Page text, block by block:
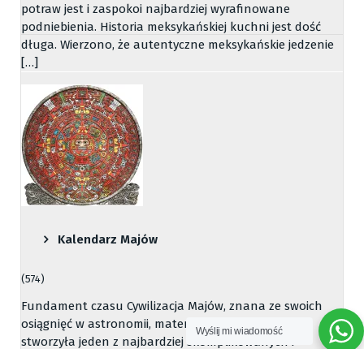
potraw jest i zaspokoi najbardziej wyrafinowane
podniebienia. Historia meksykańskiej kuchni jest dość
długa. Wierzono, że autentyczne meksykańskie jedzenie
[…]
Kalendarz Majów
(574)
Fundament czasu Cywilizacja Majów, znana ze swoich
osiągnięć w astronomii, matematyce i architekturze,
stworzyła jeden z najbardziej skomplikowanych i
Wyślij mi wiadomość